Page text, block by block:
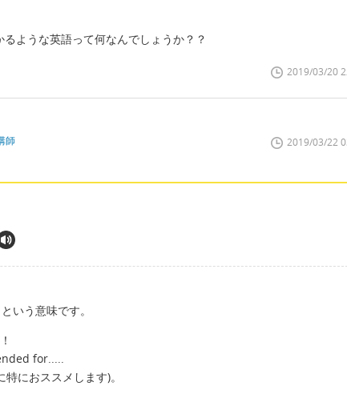
るような英語って何なんでしょうか？？
2019/03/20
師 2019/03/22
いう意味です。
for.....
におススメします)。